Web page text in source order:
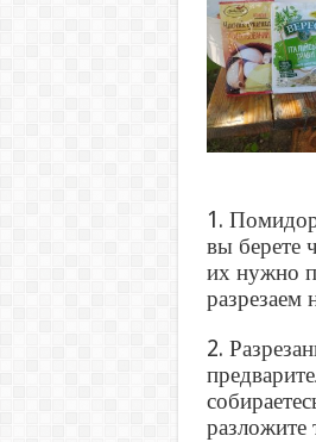
1.
вы берете
их нужно
разрезаем
2.